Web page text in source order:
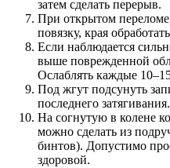
затем сделать перерыв.
При открытом
повязку, края
Если наблюдается
выше поврежденной
Ослаблять каждые
Под жгут подсунуть
последнего затягивания.
На согнутую в колене
можно сделать из
бинтов). Допустимо
здоровой.